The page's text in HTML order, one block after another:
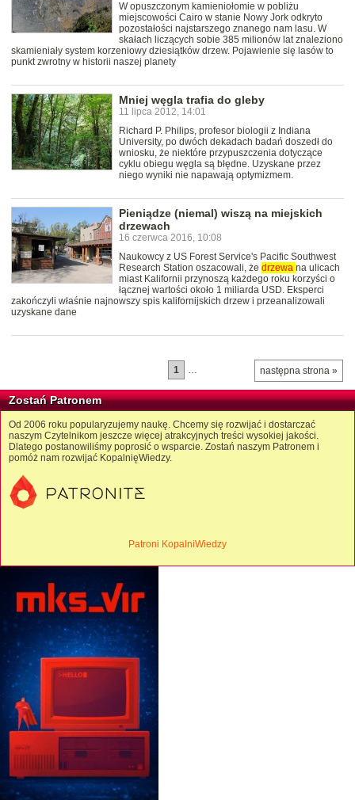
W opuszczonym kamieniołomie w pobliżu
miejscowości Cairo w stanie Nowy Jork odkryto
pozostałości najstarszego znanego nam lasu. W
skałach liczących sobie 385 milionów lat znaleziono
skamieniały system korzeniowy dziesiątków drzew. Pojawienie się lasów to
punkt zwrotny w historii naszej planety
Mniej węgla trafia do gleby
11 lipca 2012, 14:01
Richard P. Philips, profesor biologii z Indiana
University, po dwóch dekadach badań doszedł do
wniosku, że niektóre przypuszczenia dotyczące
cyklu obiegu węgla są błędne. Uzyskane przez
niego wyniki nie napawają optymizmem.
Pieniądze (niemal) wiszą na miejskich
drzewach
16 czerwca 2016, 10:08
Naukowcy z US Forest Service's Pacific Southwest
Research Station oszacowali, że drzewa na ulicach
miast Kalifornii przynoszą każdego roku korzyści o
łącznej wartości około 1 miliarda USD. Eksperci
zakończyli właśnie najnowszy spis kalifornijskich drzew i przeanalizowali
uzyskane dane
następna strona »
1 …
Zostań Patronem
Od 2006 roku popularyzujemy naukę. Chcemy się rozwijać i dostarczać
naszym Czytelnikom jeszcze więcej atrakcyjnych treści wysokiej jakości.
Dlatego postanowiliśmy poprosić o wsparcie. Zostań naszym Patronem i
pomóż nam rozwijać KopalnięWiedzy.
Patroni KopalniWiedzy